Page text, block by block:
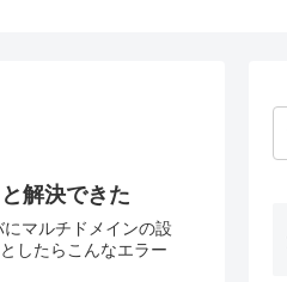
解決できた
マルチドメインの設
したらこんなエラー